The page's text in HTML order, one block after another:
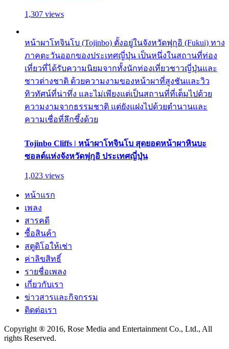
1,307 views
หน้าผาโทจินโบ (Tojinbo) ตั้งอยู่ในจังหวัดฟุกุอิ (Fukui) ทาง
ภาคตะวันออกของประเทศญี่ปุ่น เป็นหนึ่งในสถานที่ท่อง
เที่ยวที่ได้รับความนิยมจากทั้งนักท่องเที่ยวชาวญี่ปุ่นและ
ชาวต่างชาติ ด้วยความงามของหน้าผาที่สูงชันและวิว
ทิวทัศน์ที่น่าทึ่ง และไม่เพียงแต่เป็นสถานที่ที่เต็มไปด้วย
ความงามจากธรรมชาติ แต่ยังแฝงไปด้วยตำนานและ
ความเชื่อที่ลึกซึ้งด้วย
Tojinbo Cliffs | หน้าผาโทจินโบ สุดยอดหน้าผาหินบะ
ซอลต์แห่งจังหวัดฟุกุอิ ประเทศญี่ปุ่น
1,023 views
หน้าแรก
เพลง
สารคดี
ซื้อสินค้า
สตูดิโอให้เช่า
ค่าลิขสิทธิ์
รายชื่อเพลง
เกี่ยวกับเรา
ข่าวสารและกิจกรรม
ติดต่อเรา
Copyright ® 2016, Rose Media and Entertainment Co., Ltd., All
rights Reserved.